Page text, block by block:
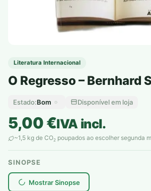
Literatura Internacional
O Regresso – Bernhard
Estado:Bom Disponível em loja
5,00€IVA incl.
~1,5 kg de CO2 poupados ao escolher segunda
SINOPSE
Mostrar Sinopse
plantar árvores reais